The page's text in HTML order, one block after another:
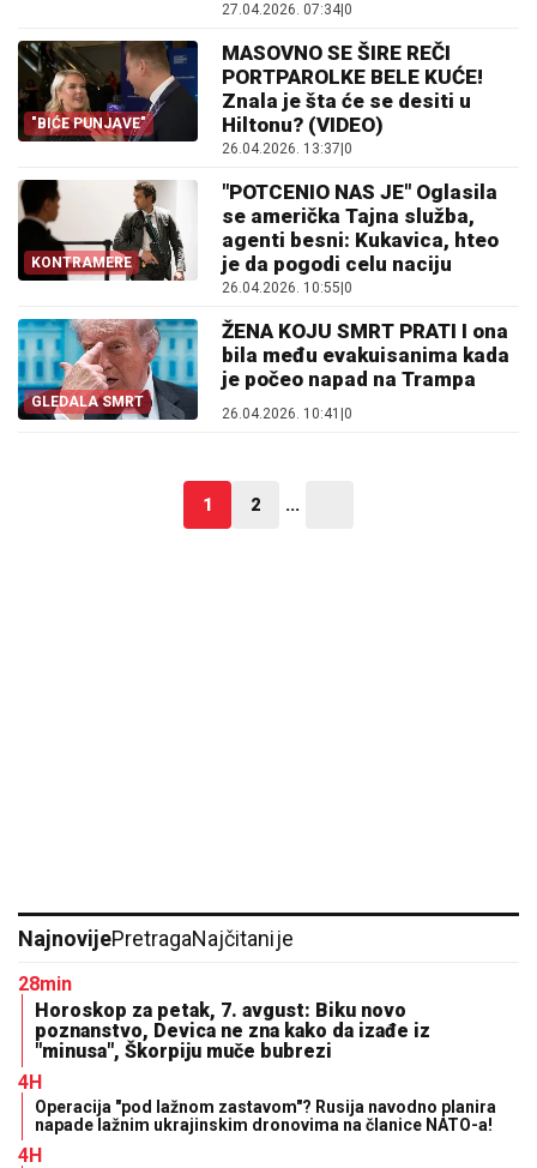
27.04.2026. 07:34|0
"BIĆE PUNJAVE"
MASOVNO SE ŠIRE REČI
PORTPAROLKE BELE KUĆE!
Znala je šta će se desiti u
Hiltonu? (VIDEO)
26.04.2026. 13:37|0
KONTRAMERE
"POTCENIO NAS JE" Oglasila
se američka Tajna služba,
agenti besni: Kukavica, hteo
je da pogodi celu naciju
26.04.2026. 10:55|0
GLEDALA SMRT
ŽENA KOJU SMRT PRATI I ona
bila među evakuisanima kada
je počeo napad na Trampa
26.04.2026. 10:41 0
1 2 ...
NajnovijePretragaNajčitanije
28min
Horoskop za petak, 7. avgust: Biku novo
poznanstvo, Devica ne zna kako da izađe iz
"minusa", Škorpiju muče bubrezi
4H
Operacija "pod lažnom zastavom"? Rusija navodno planira
napade lažnim ukrajinskim dronovima na članice NATO-a!
4H